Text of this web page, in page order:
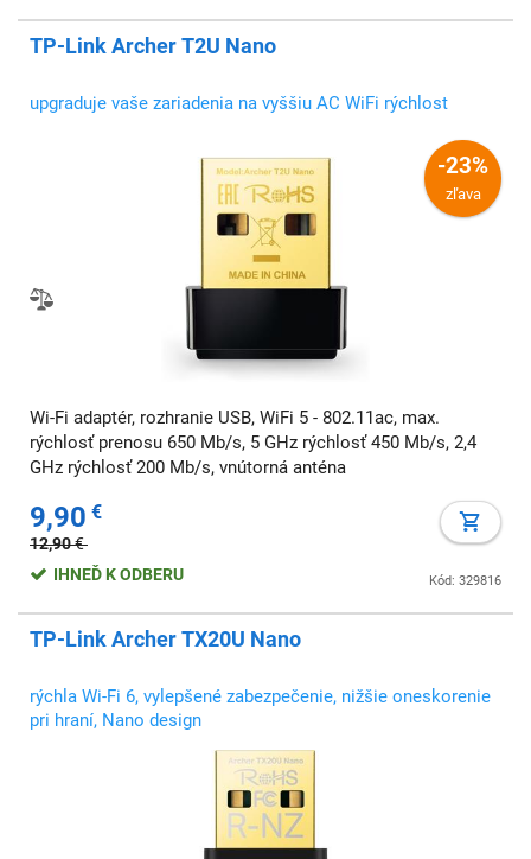
TP-Link Archer T2U Nano
upgraduje vaše zariadenia na vyššiu AC WiFi rýchlost
-23%
zľava
Wi-Fi adaptér, rozhranie USB, WiFi 5 - 802.11ac, max.
rýchlosť prenosu 650 Mb/s, 5 GHz rýchlosť 450 Mb/s, 2,4
GHz rýchlosť 200 Mb/s, vnútorná anténa
9,90 €
12,90€
Kód: 329816
IHNEĎ K ODBERU
TP-Link Archer TX20U Nano
rýchla Wi-Fi 6, vylepšené zabezpečenie, nižšie oneskorenie
pri hraní, Nano design